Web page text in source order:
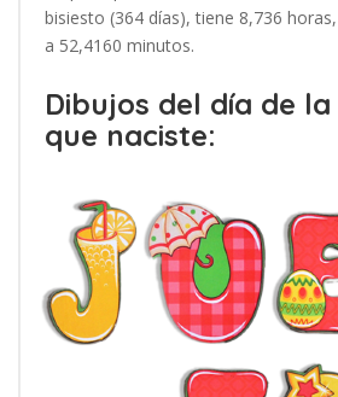
bisiesto (364 días), tiene 8,736
a 52,4160 minutos.
Dibujos del día de
que naciste: